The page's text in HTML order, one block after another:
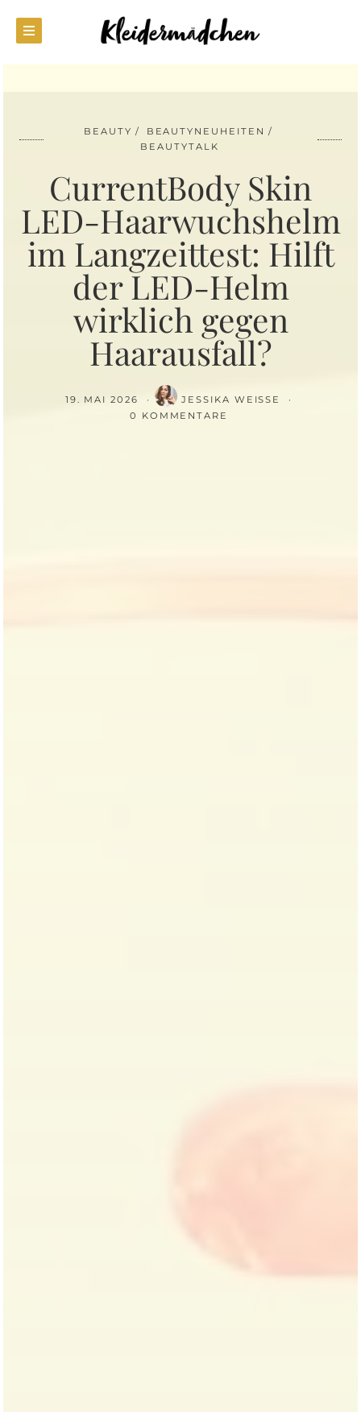
BEAUTY
BEAUTYNEUHEITEN
BEAUTYTALK
CurrentBody Skin
LED-Haarwuchshelm
im Langzeittest: Hilft
der LED-Helm
wirklich gegen
Haarausfall?
19. MAI 2026
JESSIKA WEISSE
0 KOMMENTARE